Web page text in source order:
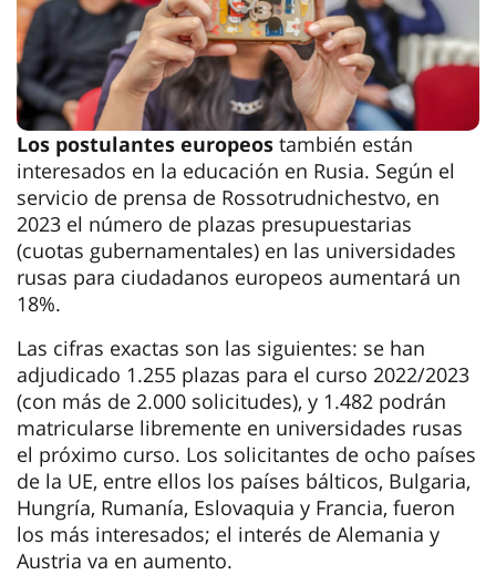
Los postulantes europeos también están
interesados en la educación en Rusia. Según el
servicio de prensa de Rossotrudnichestvo, en
2023 el número de plazas presupuestarias
(cuotas gubernamentales) en las universidades
rusas para ciudadanos europeos aumentará un
18%.
Las cifras exactas son las siguientes: se han
adjudicado 1.255 plazas para el curso 2022/2023
(con más de 2.000 solicitudes), y 1.482 podrán
matricularse libremente en universidades rusas
el próximo curso. Los solicitantes de ocho países
de la UE, entre ellos los países bálticos, Bulgaria,
Hungría, Rumanía, Eslovaquia y Francia, fueron
los más interesados; el interés de Alemania y
Austria va en aumento.